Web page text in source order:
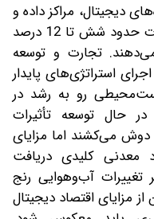
دیجیتال، مراکز داده و
شبکه‌های فناوری اطلاعات و ارتباطات حدود شش تا 12 درصد
تجارت و توسعه
استراتژی‌های پایدار
رو به رشد در
حال توسعه تأثیرات
می‌کشند اما مزایای
معدنی کلیدی دریافت
تغییرات آب‌و‌هوایی رنج
از مزایای اقتصاد دیجیتال